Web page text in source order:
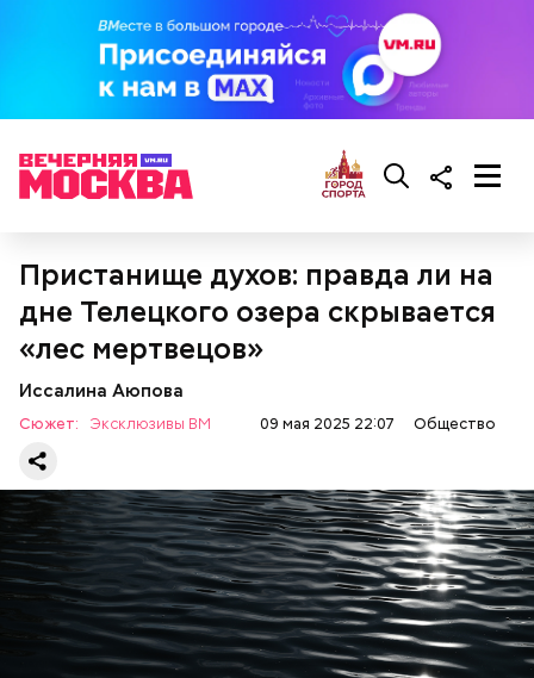
Пристанище духов: правда ли на
дне Телецкого озера скрывается
«лес мертвецов»
Иссалина Аюпова
Сюжет: Эксклюзивы ВМ 09 мая 2025 22:07 Общество
кабачок;
брынза;
растительное масло;
помидоры черри либо грунтовые.
масла, соль, а сверху бросить хаотично
порезанную брынзу. Затем добавляются помидоры
черри или грунтовые, — рассказал шеф-повар.
беременным, кормящим женщинам;
людям с ослабленной иммунной системой;
пожилым;
детям.
— Там может содержаться огромное количество
нитратов, которое вызовет головокружение,